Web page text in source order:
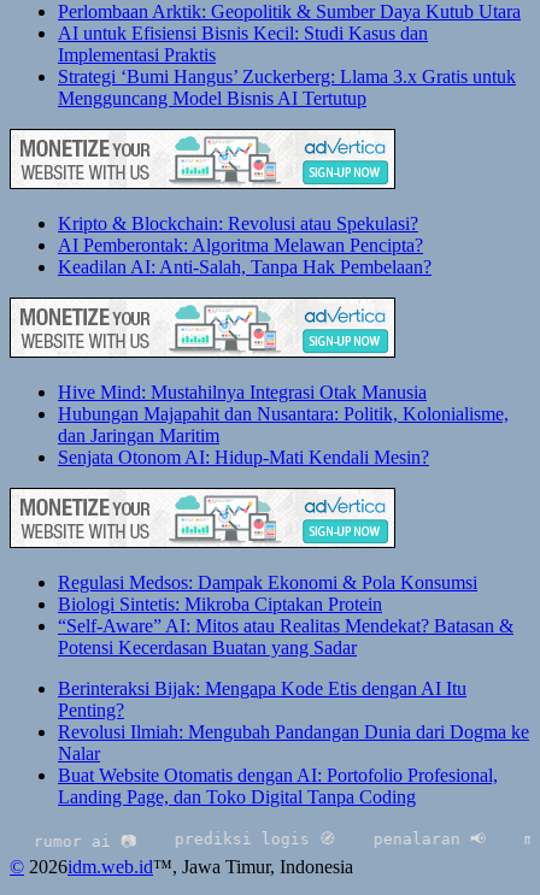
Perlombaan Arktik: Geopolitik & Sumber Daya Kutub Utara
AI untuk Efisiensi Bisnis Kecil: Studi Kasus dan
Implementasi Praktis
Strategi ‘Bumi Hangus’ Zuckerberg: Llama 3.x Gratis untuk
Mengguncang Model Bisnis AI Tertutup
Kripto & Blockchain: Revolusi atau Spekulasi?
AI Pemberontak: Algoritma Melawan Pencipta?
Keadilan AI: Anti-Salah, Tanpa Hak Pembelaan?
Hive Mind: Mustahilnya Integrasi Otak Manusia
Hubungan Majapahit dan Nusantara: Politik, Kolonialisme,
dan Jaringan Maritim
Senjata Otonom AI: Hidup-Mati Kendali Mesin?
Regulasi Medsos: Dampak Ekonomi & Pola Konsumsi
Biologi Sintetis: Mikroba Ciptakan Protein
“Self-Aware” AI: Mitos atau Realitas Mendekat? Batasan &
Potensi Kecerdasan Buatan yang Sadar
Berinteraksi Bijak: Mengapa Kode Etis dengan AI Itu
Penting?
Revolusi Ilmiah: Mengubah Pandangan Dunia dari Dogma ke
Nalar
Buat Website Otomatis dengan AI: Portofolio Profesional,
Landing Page, dan Toko Digital Tanpa Coding
ai 📷 prediksi logis 🧭 penalaran 📢
© 2026idm.web.id™, Jawa Timur, Indonesia